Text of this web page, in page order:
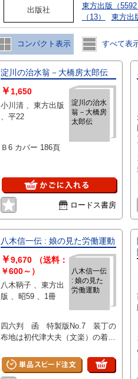
出版社 東方出版（5592
（13）
東方出
コンパクト表示 すべて表
淀川の治水翁－大橋房太郎伝
淀川の治水
翁－大橋房
太郎伝
￥ 1,650
小川清 、東方出版
、平22
Ｂ6 カバー 186頁
ロードス書房
八木信一伝 : 娘の見た労働運動
八木信一伝
: 娘の見た
労働運動
￥9,670
（送料：
￥600～）
八木鞆子 、東方出
版 、昭59 、1冊
四六判 函 特製版No.7 装丁の
布地は初代津大夫（文楽）の着用
見直造の息子）